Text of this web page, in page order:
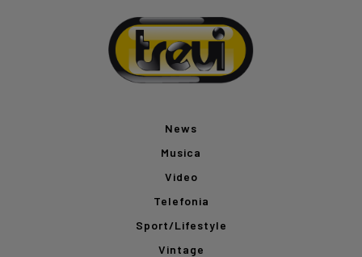
News
Musica
Video
Telefonia
Sport/Lifestyle
Vintage